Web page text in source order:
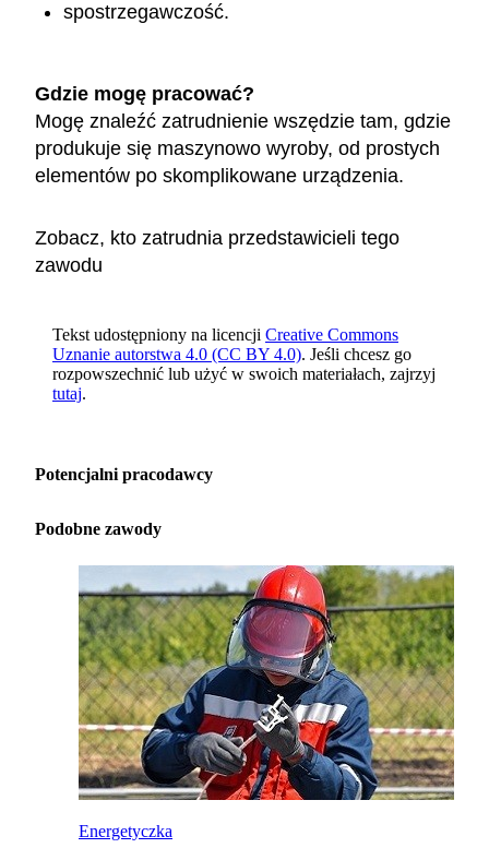
spostrzegawczość.
Gdzie mogę pracować?
Mogę znaleźć zatrudnienie wszędzie tam, gdzie
produkuje się maszynowo wyroby, od prostych
elementów po skomplikowane urządzenia.
Zobacz, kto zatrudnia przedstawicieli tego
zawodu
Tekst udostępniony na licencji Creative Commons
Uznanie autorstwa 4.0 (CC BY 4.0). Jeśli chcesz go
rozpowszechnić lub użyć w swoich materiałach, zajrzyj
tutaj.
Potencjalni pracodawcy
Podobne zawody
Energetyczka